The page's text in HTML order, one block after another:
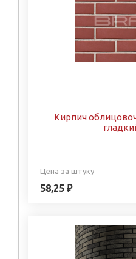
Кирпич
Цена за штуку
58,25 ₽